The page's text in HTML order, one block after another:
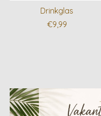
Drinkglas
€9,99